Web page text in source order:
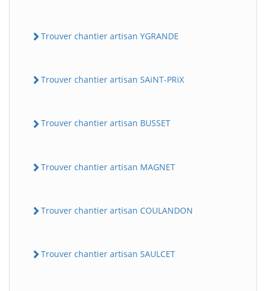
Trouver chantier artisan YGRANDE
Trouver chantier artisan SAiNT-PRiX
Trouver chantier artisan BUSSET
Trouver chantier artisan MAGNET
Trouver chantier artisan COULANDON
Trouver chantier artisan SAULCET